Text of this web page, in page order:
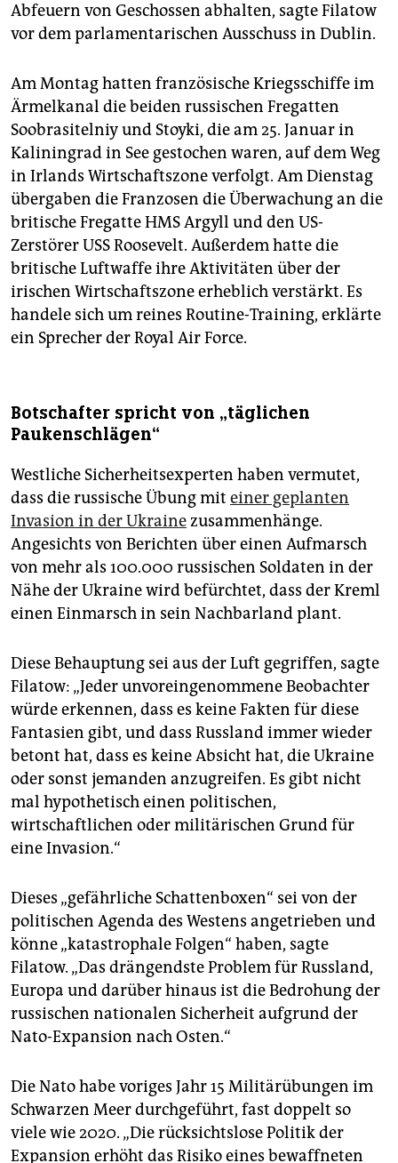
Abfeuern von Geschossen abhalten, sagte Filatow
vor dem parlamentarischen Ausschuss in Dublin.
Am Montag hatten französische Kriegsschiffe im
Ärmelkanal die beiden russischen Fregatten
Soobrasitelniy und Stoyki, die am 25. Januar in
Kaliningrad in See gestochen waren, auf dem Weg
in Irlands Wirtschaftszone verfolgt. Am Dienstag
übergaben die Franzosen die Überwachung an die
britische Fregatte HMS Argyll und den US-
Zerstörer USS Roosevelt. Außerdem hatte die
britische Luftwaffe ihre Aktivitäten über der
irischen Wirtschaftszone erheblich verstärkt. Es
handele sich um reines Routine-Training, erklärte
ein Sprecher der Royal Air Force.
Botschafter spricht von „täglichen
Paukenschlägen“
Westliche Sicherheitsexperten haben vermutet,
dass die russische Übung mit einer geplanten
Invasion in der Ukrainezusammenhänge.
Angesichts von Berichten über einen Aufmarsch
von mehr als 100.000 russischen Soldaten in der
Nähe der Ukraine wird befürchtet, dass der Kreml
einen Einmarsch in sein Nachbarland plant.
Diese Behauptung sei aus der Luft gegriffen, sagte
Filatow: „Jeder unvoreingenommene Beobachter
würde erkennen, dass es keine Fakten für diese
Fantasien gibt, und dass Russland immer wieder
betont hat, dass es keine Absicht hat, die Ukraine
oder sonst jemanden anzugreifen. Es gibt nicht
mal hypothetisch einen politischen,
wirtschaftlichen oder militärischen Grund für
eine Invasion.“
Dieses „gefährliche Schattenboxen“ sei von der
politischen Agenda des Westens angetrieben und
könne „katastrophale Folgen“ haben, sagte
Filatow. „Das drängendste Problem für Russland,
Europa und darüber hinaus ist die Bedrohung der
russischen nationalen Sicherheit aufgrund der
Nato-Expansion nach Osten.“
Die Nato habe voriges Jahr 15 Militärübungen im
Schwarzen Meer durchgeführt, fast doppelt so
viele wie 2020. „Die rücksichtslose Politik der
Expansion erhöht das Risiko eines bewaffneten